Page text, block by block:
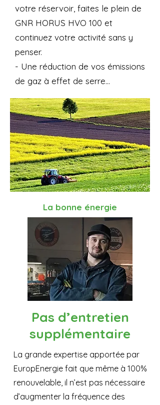
votre réservoir, faites le plein de
GNR HORUS HVO 100 et
continuez votre activité sans y
penser.
- Une réduction de vos émissions
de gaz à effet de serre...
La bonne énergie
Pas d’entretien
supplémentaire
La grande expertise apportée par
EuropEnergie fait que même à 100%
renouvelable, il n’est pas nécessaire
d’augmenter la fréquence des